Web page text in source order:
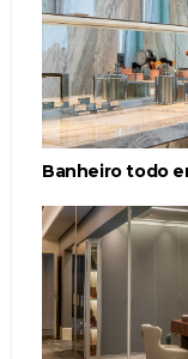
Banheiro todo